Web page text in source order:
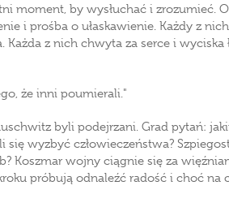
moment, by wysłuchać i zrozumieć.
i prośba o ułaskawienie. Każdy z
Każda z nich chwyta za serce i wyciska
że inni poumierali."
byli podejrzani. Grad pytań:
się wyzbyć człowieczeństwa?
Koszmar wojny ciągnie się za
próbują odnaleźć radość i choć na